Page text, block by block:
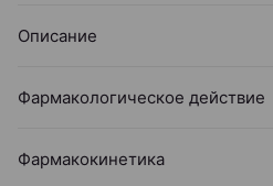
Описание
Фармакологическое действие
Фармакокинетика